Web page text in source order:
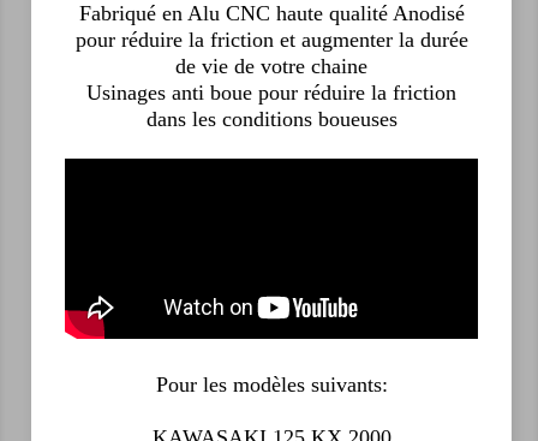
Fabriqué en Alu CNC haute qualité Anodisé
pour réduire la friction et augmenter la durée
de vie de votre chaine
Usinages anti boue pour réduire la friction
dans les conditions boueuses
Pour les modèles suivants: